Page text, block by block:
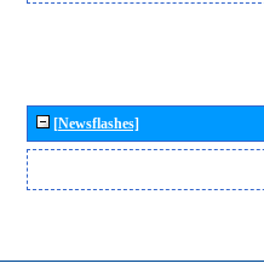
[Newsflashes]